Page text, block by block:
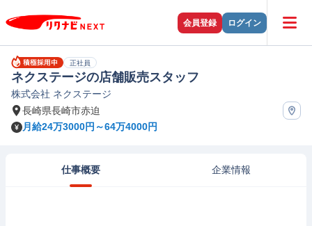
会員登録 ログイン
正社員
ネクステージの店舗販売スタッフ
株式会社 ネクステージ
長崎県長崎市赤迫
月給24万3000円～64万4000円
仕事概要 企業情報